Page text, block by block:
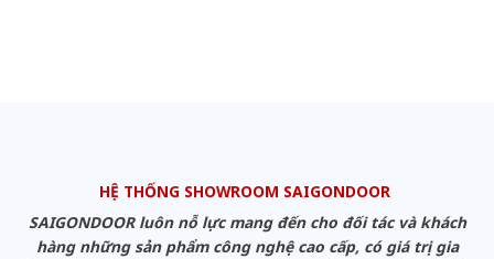
HỆ THỐNG SHOWROOM SAIGONDOOR
SAIGONDOOR luôn nỗ lực mang đến cho đối tác và khách
hàng những sản phẩm công nghệ cao cấp, có giá trị gia